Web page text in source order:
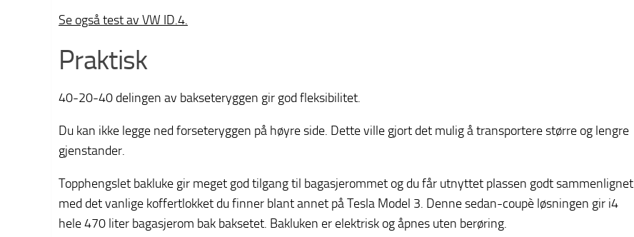
Se også test av VW ID.4.
Praktisk
40-20-40 delingen av bakseteryggen gir god fleksibilitet.
Du kan ikke legge ned forseteryggen på høyre side. Dette ville gjort det mulig å transportere større og lengre
gjenstander.
Topphengslet bakluke gir meget god tilgang til bagasjerommet og du får utnyttet plassen godt sammenlignet
med det vanlige koffertlokket du finner blant annet på Tesla Model 3. Denne sedan-coupè løsningen gir i4
hele 470 liter bagasjerom bak baksetet. Bakluken er elektrisk og åpnes uten berøring.